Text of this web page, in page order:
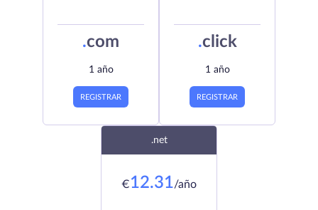
.com
1 año
REGISTRAR
.click
1 año
REGISTRAR
.net
€12.31/año